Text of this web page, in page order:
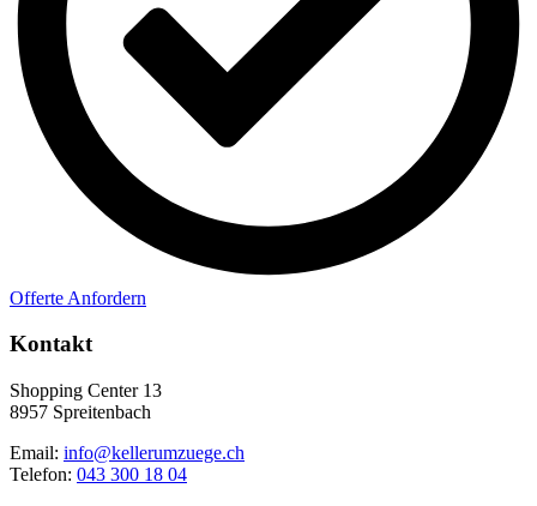
Offerte Anfordern
Kontakt
Shopping Center 13
8957 Spreitenbach
Email: info@kellerumzuege.ch
Telefon: 043 300 18 04